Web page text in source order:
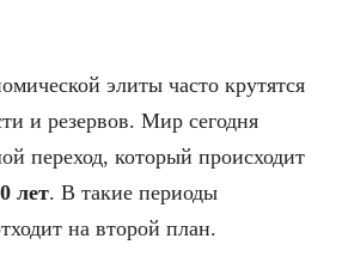
элиты часто крутятся
и резервов. Мир сегодня
переход, который происходит
лет. В такие периоды
на второй план.